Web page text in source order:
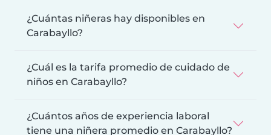
¿Cuántas niñeras hay disponibles en
Carabayllo?
¿Cuál es la tarifa promedio de cuidado de
niños en Carabayllo?
¿Cuántos años de experiencia laboral
tiene una niñera promedio en Carabayllo?